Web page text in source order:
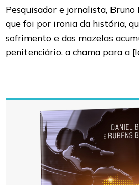
Pesquisador e jornalista, Bruno
que foi por ironia da história,
sofrimento e das mazelas
penitenciário, a chama para a